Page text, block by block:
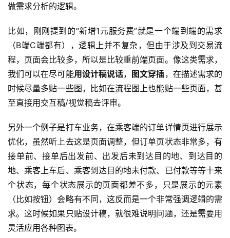
做需求分析的逻辑。
比如，刚刚提到的“新增1元服务费”就是一个端到端的需求
（B端C端都有），逻辑上并不复杂，但由于涉及到交易流
程，页面会比较多，所以是比较重前端页面。像这类需求，
我们可以在尽可能用设计稿说话， 图文穿插，在描述需求的
时候尽量多贴一些图，比如在流程图上也能贴一些页面，甚
至直接用交互稿/视觉稿去评审。
另外一个例子是打车业务，在乘客端的订单详情页进行展示
优化，虽然听上去这是页面调整，但订单页状态非常多，有
接单前、接单后出发前、出发后未到达目的地、到达目的
地、乘客上车后、乘客到达目的地未付款、已付款等等十来
个状态，每个状态展示的页面都差不多，只是展示的元素
（比如按钮）会略有不同，这反而是一个非常强调逻辑的需
求。这时候如果只贴设计稿，就很难说明问题，还是需要用
灵活应用各种图表。